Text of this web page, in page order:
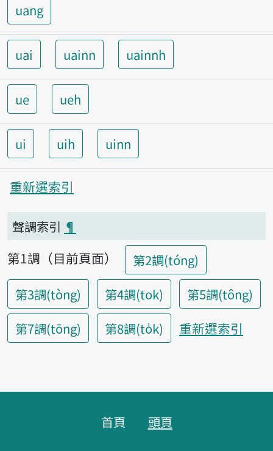
uang
uai uainn uainnh
ue ueh
ui uih uinn
重新選索引
聲調索引 ¶
第1調（目前頁面）
第2調(tóng)
第3調(tòng)
第4調(tok)
第5調(tông)
第7調(tōng)
第8調(to̍k) 重新選索引
首頁 頭頁